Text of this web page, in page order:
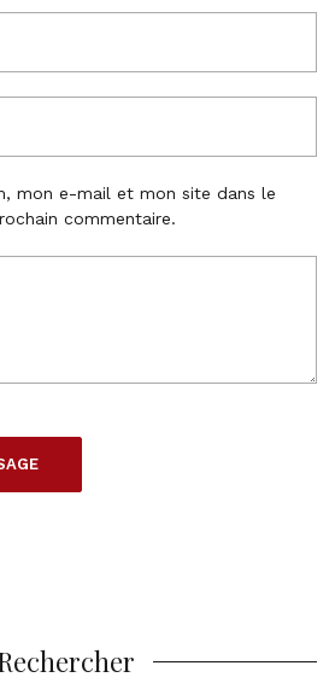
mon e-mail et mon site dans le
commentaire.